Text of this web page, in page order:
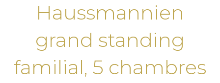
Haussmannien
grand standing
familial, 5 chambres